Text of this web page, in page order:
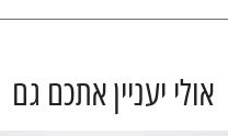
אולי יעניין אתכם גם